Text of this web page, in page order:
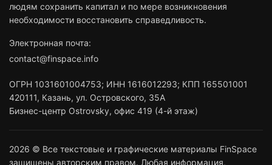
людям сохранить капитал и по мере возникновения
необходимости восстановить справедливость.
Электронная почта:
contact@finspace.info
ОГРН 1031601004753; ИНН 1616012293; КПП 165501001
420111, Казань, ул. Островского, 35А
Бизнес-центр Ostrovsky, офис 419 (4-й этаж)
2026 © Все текстовые и графические материалы FinSpace
защищены авторским правом. Любая информация,